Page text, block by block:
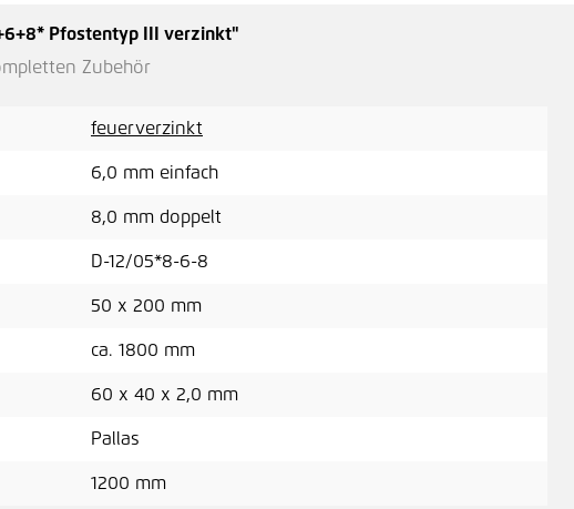
Pfostentyp III verzinkt"
Zubehör
feuerverzinkt
6,0 mm einfach
8,0 mm doppelt
D-12/05*8-6-8
50 x 200 mm
ca. 1800 mm
60 x 40 x 2,0 mm
Pallas
1200 mm